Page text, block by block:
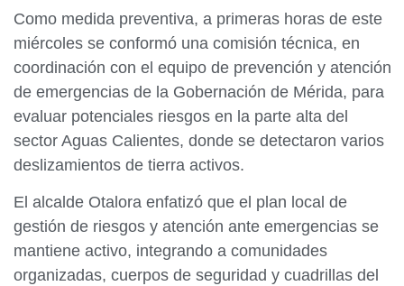
Como medida preventiva, a primeras horas de este
miércoles se conformó una comisión técnica, en
coordinación con el equipo de prevención y atención
de emergencias de la Gobernación de Mérida, para
evaluar potenciales riesgos en la parte alta del
sector Aguas Calientes, donde se detectaron varios
deslizamientos de tierra activos.
El alcalde Otalora enfatizó que el plan local de
gestión de riesgos y atención ante emergencias se
mantiene activo, integrando a comunidades
organizadas, cuerpos de seguridad y cuadrillas del